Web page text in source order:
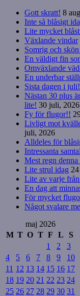
Gott skratt! 8
Inte så blåsigt
Lite mycket
Växlande vindar
Somrig och skön
En väldigt fin
Omväxlande
En underbar
Sista dagen i
Nästan 30 plus
lite! 30 juli, 2026
Fy för flugor!!
Livligt mot
juli, 2026
Alldeles för
Intressanta
Mest regn denna
Lite strul idag
Lite av varje
En dag att
För mycket
Något svalare
maj 2026
M T O T F L
S
1
2
3
4
5 6 7 8 9
10
11 12 13 14 15 16 17
18 19 20 21 22 23 24
25 26 27 28 29 30 31